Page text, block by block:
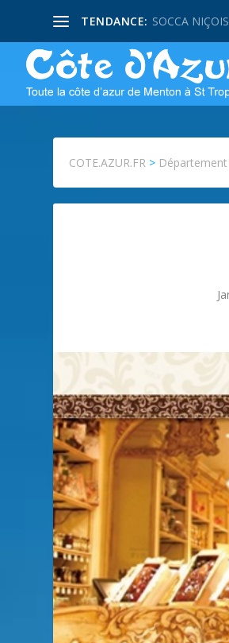
TENDANCE: SOCCA
COTE.AZUR.FR > Département